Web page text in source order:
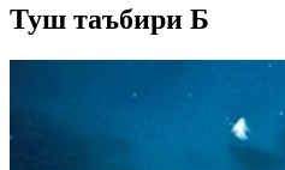
Туш таъбири Б